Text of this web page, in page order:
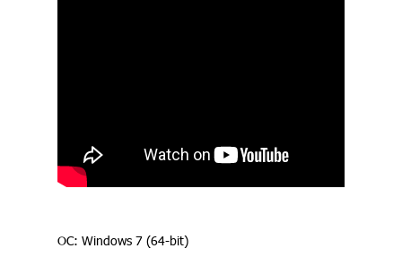
ОС: Windows 7 (64-bit)